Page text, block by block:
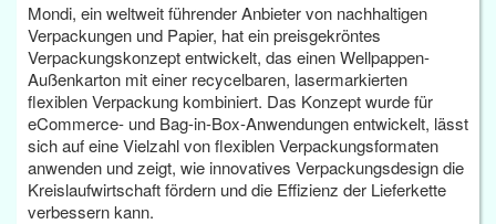
Mondi, ein weltweit führender Anbieter von nachhaltigen
Verpackungen und Papier, hat ein preisgekröntes
Verpackungskonzept entwickelt, das einen Wellpappen-
Außenkarton mit einer recycelbaren, lasermarkierten
flexiblen Verpackung kombiniert. Das Konzept wurde für
eCommerce- und Bag-in-Box-Anwendungen entwickelt, lässt
sich auf eine Vielzahl von flexiblen Verpackungsformaten
anwenden und zeigt, wie innovatives Verpackungsdesign die
Kreislaufwirtschaft fördern und die Effizienz der Lieferkette
verbessern kann.